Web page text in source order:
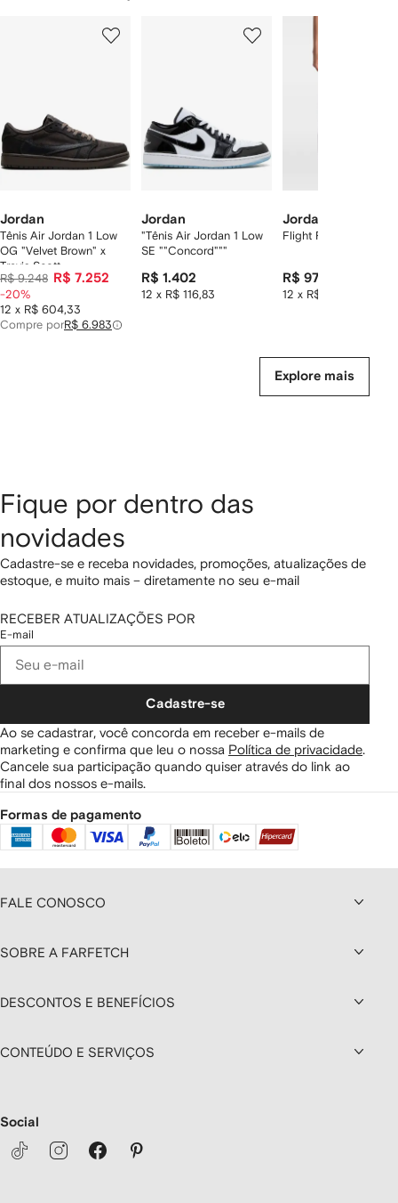
Jordan
Tênis Air Jordan 1 Low
OG "Velvet Brown" x
Travis Scott
R$ 9.248
R$ 7.252
12 x R$ 604,33
-20%
Compre porR$ 6.983
Jordan
"Tênis Air Jordan 1 Low
SE ""Concord"""
R$ 1.402
12 x R$ 116,83
Jordan
Flight Fleece track
R$ 973
12 x R$ 81,08
Explore mais
Fique por dentro das
novidades
Cadastre-se e receba novidades, promoções, atualizações de
estoque, e muito mais – diretamente no seu e-mail
RECEBER ATUALIZAÇÕES POR
E-mail
Cadastre-se
Ao se cadastrar, você concorda em receber e-mails de
marketing e confirma que leu o nossa Política de privacidade
Cancele sua participação quando quiser através do link ao
final dos nossos e-mails.
Formas de pagamento
FALE CONOSCO
SOBRE A FARFETCH
DESCONTOS E BENEFÍCIOS
CONTEÚDO E SERVIÇOS
Social